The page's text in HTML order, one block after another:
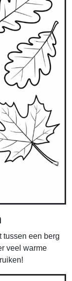
tussen een berg
veel warme